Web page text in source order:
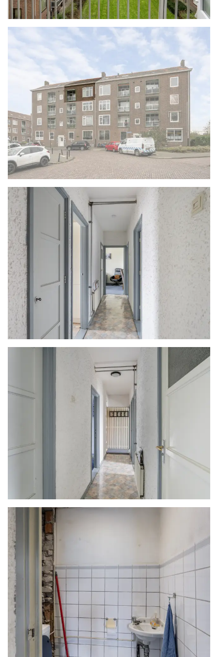
- Cv-ketel
- Actieve VvE
- Gelegen op eigen grond
- Bouwjaar 1950
- Energielabel C
- Oplevering in overleg, kan snel
Woonoppervlakte
De Meetinstructie is gebaseerd op de NEN2580.
De Meetinstructie is bedoeld om een meer
eenduidige manier van meten toe te passen voor
het geven van een indicatie van de
gebruiksoppervlakte. De Meetinstructie sluit
verschillen in meetuitkomsten niet volledig uit,
door bijvoorbeeld interpretatieverschillen,
afrondingen of beperkingen bij het uitvoeren
van de meting. Indien de exacte maten voor een
koper van cruciaal belang zijn, adviseren wij
deze zelf na te meten. De (kandidaat)koper(s)
zullen, indien gewenst, daartoe in de
gelegenheid gesteld worden op een passend
moment teneinde teleurstellingen en schade te
voorkomen.
Ouderdomsclausule
Bij woningen ouder dan 30 jaar zal er standaard
in de koopakte een ouderdomsclausule worden
opgenomen.
Notariskeuze en kosten
In principe ligt de notariskeuze bij de koper. Het
doorhalen van de hypothecaire inschrijving in
het kadaster moet door de verkoper betaald
worden. Zijn de kosten voor deze doorhaling
hoger dan € 400,- inclusief BTW dan wordt het
meerdere bij de koper in rekening gebracht.
Indien de koper een notaris kiest buiten een
straal van 20 kilometer van de verkochte
onroerende zaak dan zijn de eventuele kosten
die de notaris berekent voor een eventuele
verkoopvolmacht en legalisatie hiervan ten
behoeve van de verkoper voor rekening van de
koper.
Zelfbewoningsplicht
Koper is bekend met de zelfbewoningsplicht
welke vanaf 01-01-2023 binnen de gemeente
Vlaardingen van kracht is. De verkopend
makelaar heeft koper doorverwezen naar de
gemeente Vlaardingen omtrent de
desbetreffende regelgeving. Verkoper noch
verkopend makelaar aanvaarden geen enkele